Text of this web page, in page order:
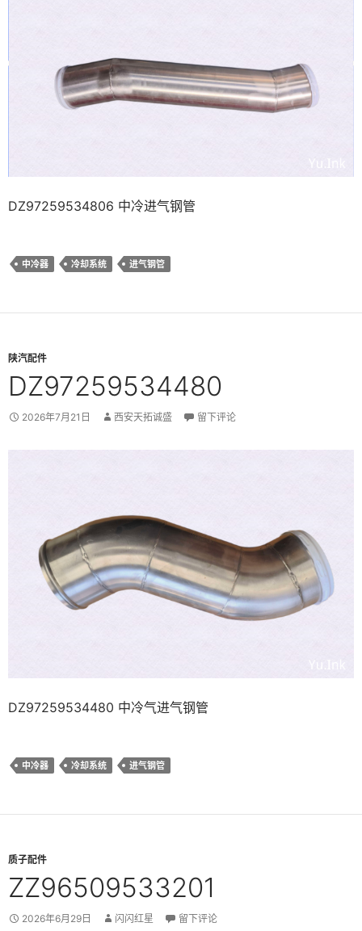
DZ97259534806 中冷进气钢管
中冷器 冷却系统 进气钢管
陕汽配件
DZ97259534480
2026年7月21日 西安天拓诚盛 留下评论
DZ97259534480 中冷气进气钢管
中冷器 冷却系统 进气钢管
质子配件
ZZ96509533201
2026年6月29日 闪闪红星 留下评论